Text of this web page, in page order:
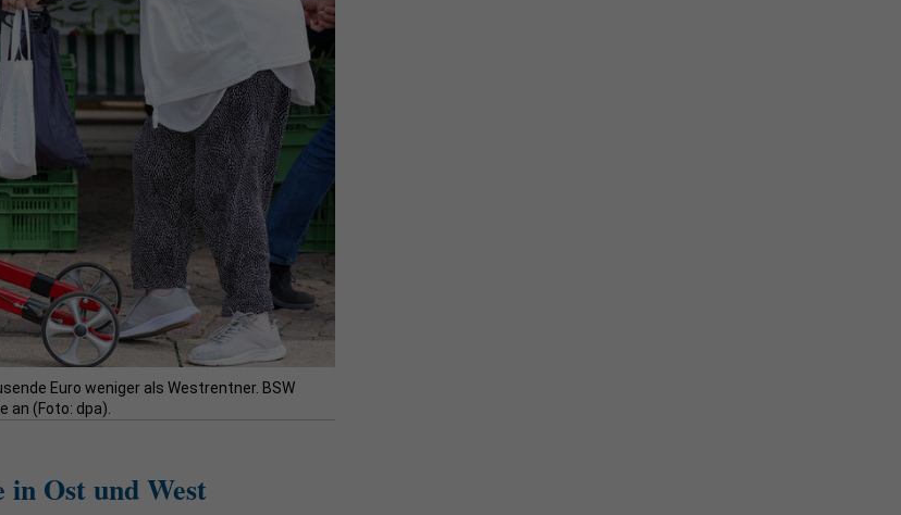
Euro weniger als Westrentner. BSW
(Foto: dpa).
in Ost und West